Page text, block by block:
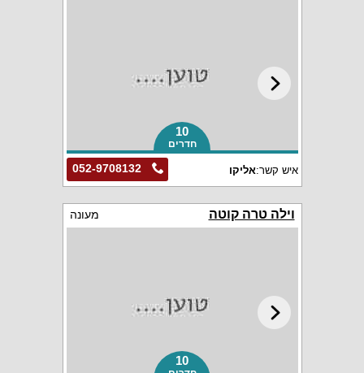
10
חדרים
052-9708132 איש קשר:אליקו
וילה טרה קוטה מעונה
10